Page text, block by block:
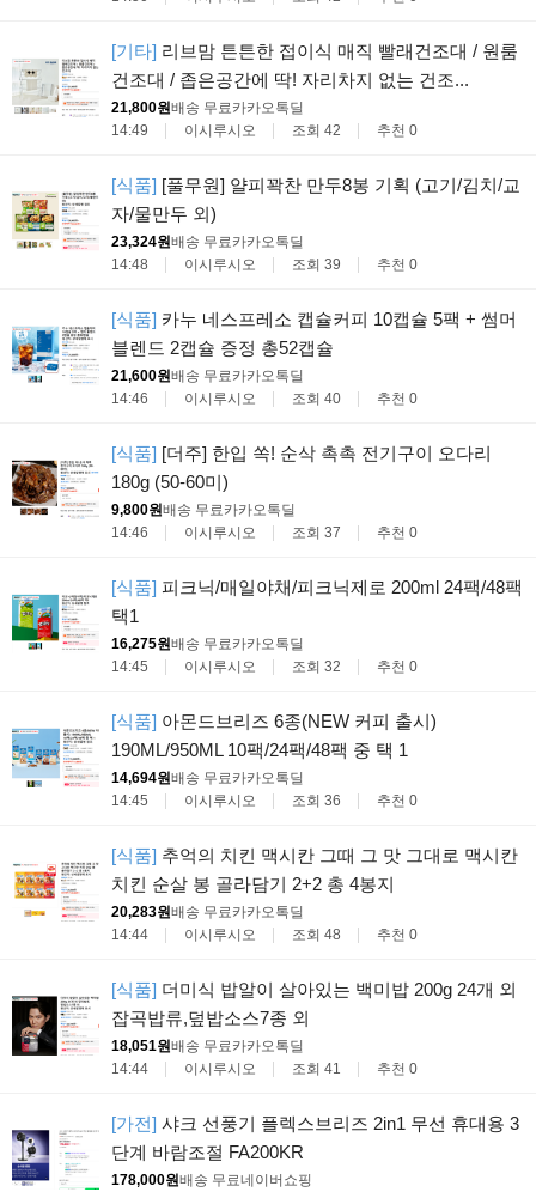
[기타] 리브맘 튼튼한 접이식 매직 빨래건조대 / 원룸
건조대 / 좁은공간에 딱! 자리차지 없는 건조...
21,800원배송 무료 카카오톡딜
14:49
이시루시오 조회 42 추천 0
[식품] [풀무원] 얄피꽉찬 만두8봉 기획 (고기/김치/교
자/물만두 외)
23,324원배송 무료 카카오톡딜
14:48
이시루시오 조회 39 추천 0
[식품] 카누 네스프레소 캡슐커피 10캡슐 5팩 + 썸머
블렌드 2캡슐 증정 총52캡슐
21,600원배송 무료 카카오톡딜
14:46
이시루시오 조회 40 추천 0
[식품] [더주] 한입 쏙! 순삭 촉촉 전기구이 오다리
180g (50-60미)
9,800원배송 무료 카카오톡딜
14:46
이시루시오 조회 37 추천 0
[식품] 피크닉/매일야채/피크닉제로 200ml 24팩/48팩
택1
16,275원배송 무료 카카오톡딜
14:45
이시루시오 조회 32 추천 0
[식품] 아몬드브리즈 6종(NEW 커피 출시)
190ML/950ML 10팩/24팩/48팩 중 택 1
14,694원배송 무료 카카오톡딜
14:45
이시루시오 조회 36 추천 0
[식품] 추억의 치킨 맥시칸 그때 그 맛 그대로 맥시칸
치킨 순살 봉 골라담기 2+2 총 4봉지
20,283원배송 무료 카카오톡딜
14:44
이시루시오 조회 48 추천 0
[식품] 더미식 밥알이 살아있는 백미밥 200g 24개 외
잡곡밥류,덮밥소스7종 외
18,051원배송 무료 카카오톡딜
14:44
이시루시오 조회 41 추천 0
[가전] 샤크 선풍기 플렉스브리즈 2in1 무선 휴대용 3
단계 바람조절 FA200KR
178,000원배송 무료네이버쇼핑